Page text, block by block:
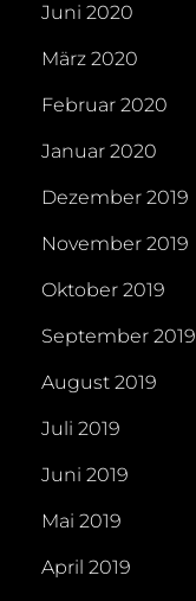
Juni 2020
März 2020
Februar 2020
Januar 2020
Dezember 2019
November 2019
Oktober 2019
September 2019
August 2019
Juli 2019
Juni 2019
Mai 2019
April 2019